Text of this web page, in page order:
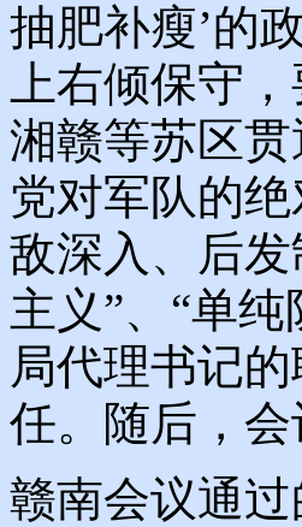
抽肥补瘦’的
上右倾保守
湘赣等苏区
党对军队的
敌深入、后发
主义”、“单
局代理书记
任。随后，
赣南会议通